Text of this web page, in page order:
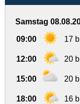
Samstag
09:00 17
12:00 20
15:00 20
18:00 16